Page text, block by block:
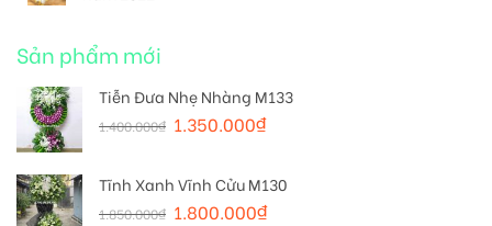
Sản phẩm mới
Tiễn Đưa Nhẹ Nhàng M133
1.400.000₫ 1.350.000₫
Tĩnh Xanh Vĩnh Cửu M130
1.850.000₫ 1.800.000₫